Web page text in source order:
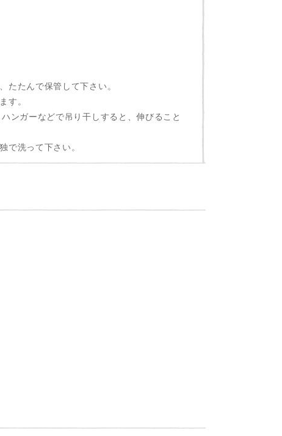
たんで保管して下さい。
す。
ンガーなどで吊り干しすると、伸びること
で洗って下さい。